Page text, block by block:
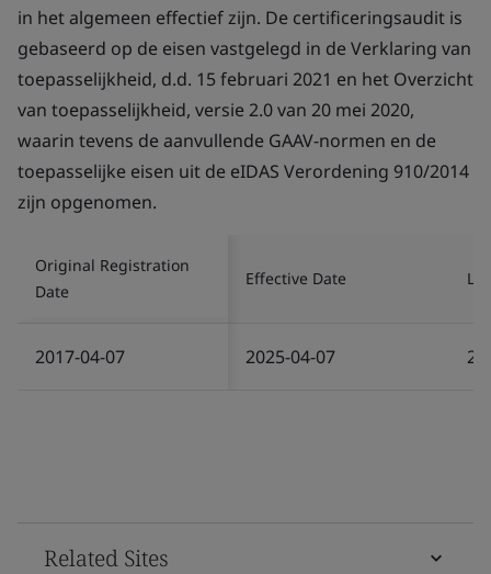
in het algemeen effectief zijn. De certificeringsaudit is
gebaseerd op de eisen vastgelegd in de Verklaring van
toepasselijkheid, d.d. 15 februari 2021 en het Overzicht
van toepasselijkheid, versie 2.0 van 20 mei 2020,
waarin tevens de aanvullende GAAV-normen en de
toepasselijke eisen uit de eIDAS Verordening 910/2014
zijn opgenomen.
Original Registration
Date
Effective Date
2017-04-07 2025-04-07
Related Sites